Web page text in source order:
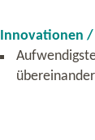
Innovationen /